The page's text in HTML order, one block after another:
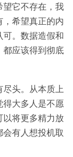
望它不存在，我
希望真正的内
。数据造假和
都应该得到彻底
头。从本质上
大多人是不愿
将更多精力放
有人想投机取